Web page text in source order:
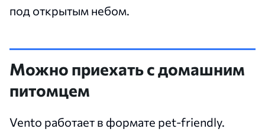
под открытым небом.
Можно приехать с домашним
питомцем
Vento работает в формате pet-friendly.